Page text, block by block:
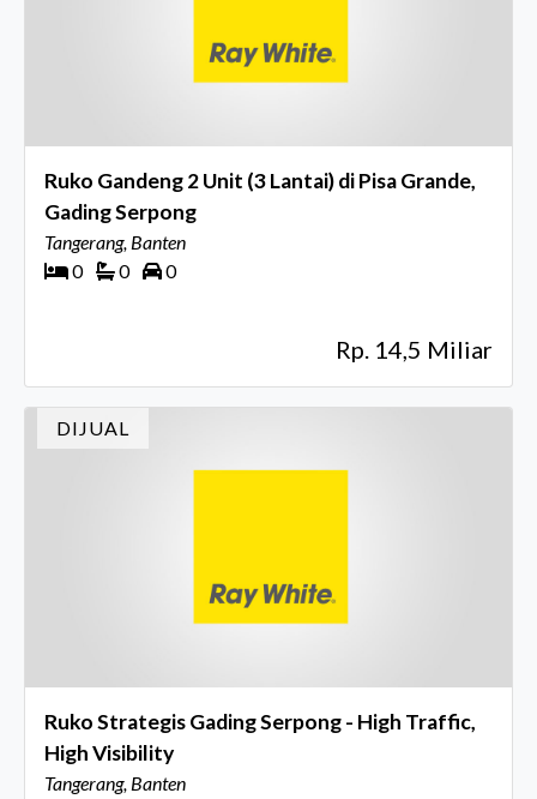
Ruko Gandeng 2 Unit (3 Lantai) di Pisa Grande,
Gading Serpong
Tangerang, Banten
0
0 0
Rp. 14,5 Miliar
DIJUAL
Ruko Strategis Gading Serpong - High Traffic,
High Visibility
Tangerang, Banten